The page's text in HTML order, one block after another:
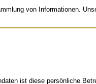
von Informationen.
ist diese persönliche